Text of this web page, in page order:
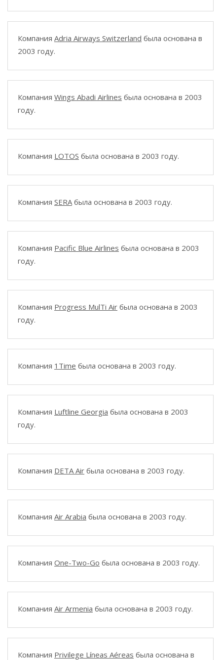
Компания Adria Airways Switzerland была основана в
2003 году.
Компания Wings Abadi Airlines была основана в 2003
году.
Компания LOTOS была основана в 2003 году.
Компания SERAбыла основана в 2003 году.
Компания Pacific Blue Airlines была основана в 2003
году.
Компания Progress MulTi Air была основана в 2003
году.
Компания 1Time была основана в 2003 году.
Компания Luftline Georgia была основана в 2003
году.
Компания DETA Air была основана в 2003 году.
Компания Air Arabia была основана в 2003 году.
Компания One-Two-Go была основана в 2003 году.
Компания Air Armenia была основана в 2003 году.
Компания Privilege Líneas Aéreas была основана в